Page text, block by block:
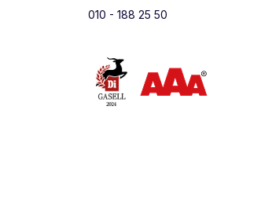
010 - 188 25 50